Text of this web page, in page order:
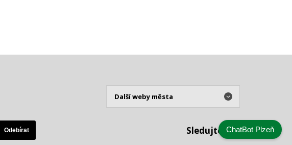
Sledujte násChatBot Plzeň